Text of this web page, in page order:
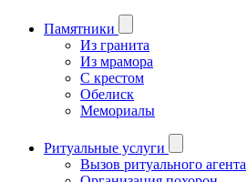
Памятники
Из гранита
Из мрамора
С крестом
Обелиск
Мемориалы
Ритуальные услуги
Вызов ритуального агента